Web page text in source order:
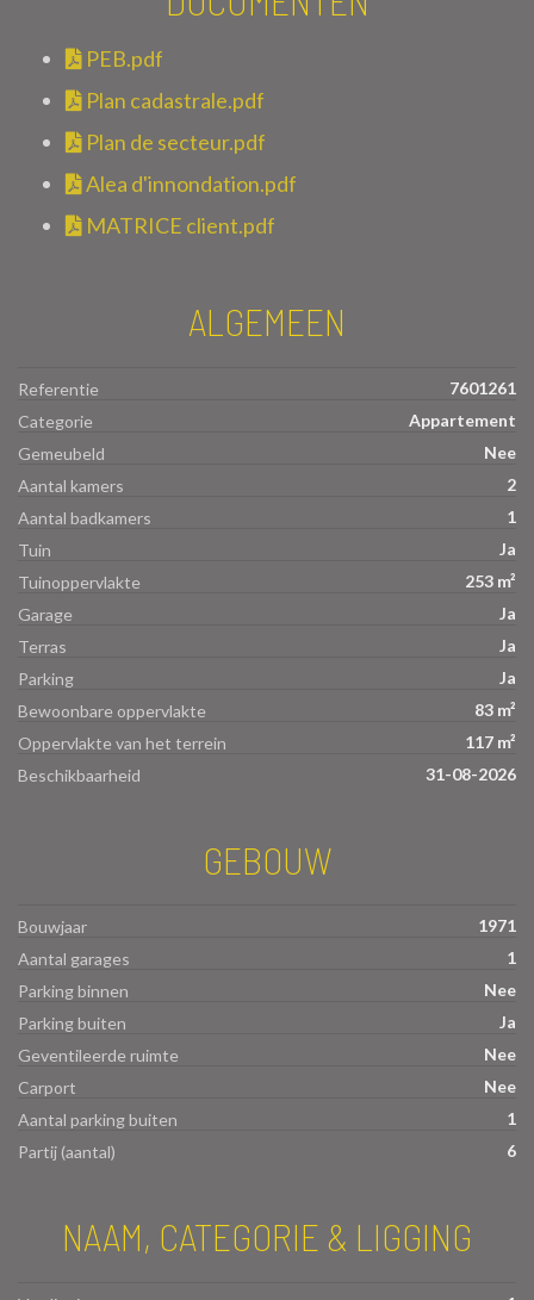
PEB.pdf
Plan cadastrale.pdf
Plan de secteur.pdf
Alea d'innondation.pdf
MATRICE client.pdf
ALGEMEEN
Referentie
7601261
Categorie
Appartement
Gemeubeld
Nee
Aantal kamers
2
Aantal badkamers
1
Tuin
Ja
Tuinoppervlakte
253 m²
Garage
Ja
Terras
Ja
Parking
Ja
Bewoonbare oppervlakte
83 m²
Oppervlakte van het terrein
117 m²
Beschikbaarheid
31-08-2026
GEBOUW
Bouwjaar
1971
Aantal garages
1
Parking binnen
Nee
Parking buiten
Ja
Geventileerde ruimte
Nee
Carport
Nee
Aantal parking buiten
1
Partij (aantal)
6
NAAM, CATEGORIE & LIGGING